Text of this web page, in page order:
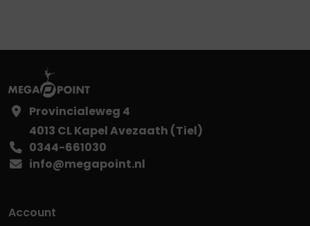
Provincialeweg 4
4013 CL Kapel Avezaath (Tiel)
0344-661030
info@megapoint.nl
Account